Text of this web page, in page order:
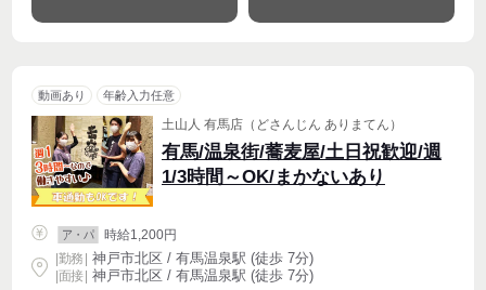
動画あり 年齢入力任意
土山人 有馬店（どさんじん ありまてん）
有馬/温泉街/蕎麦屋/土日祝歓迎/週
1/3時間～OK/まかないあり
ア・パ
時給1,200円
|勤務 神戸市北区 / 有馬温泉駅 (徒歩 7分)
| 面接 | 神戸市北区 / 有馬温泉駅 (徒歩 7分)